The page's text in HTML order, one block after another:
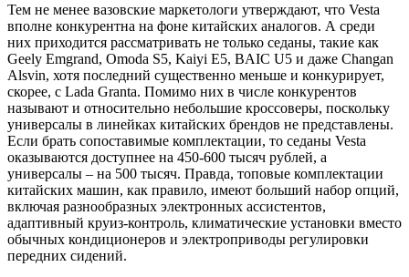
Тем не менее вазовские маркетологи утверждают, что Vesta
вполне конкурентна на фоне китайских аналогов. А среди
них приходится рассматривать не только седаны, такие как
Geely Emgrand, Omoda S5, Kaiyi E5, BAIC U5 и даже Changan
Alsvin, хотя последний существенно меньше и конкурирует,
скорее, с Lada Granta. Помимо них в числе конкурентов
называют и относительно небольшие кроссоверы, поскольку
универсалы в линейках китайских брендов не представлены.
Если брать сопоставимые комплектации, то седаны Vesta
оказываются доступнее на 450-600 тысяч рублей, а
универсалы – на 500 тысяч. Правда, топовые комплектации
китайских машин, как правило, имеют больший набор опций,
включая разнообразных электронных ассистентов,
адаптивный круиз-контроль, климатические установки вместо
обычных кондиционеров и электроприводы регулировки
передних сидений.